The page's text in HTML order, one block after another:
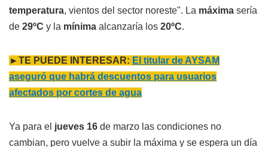
temperatura, vientos del sector noreste". La máxima sería
de 29ºC y la mínima alcanzaría los 20ºC.
►TE PUEDE INTERESAR: El titular de AYSAM
aseguró que habrá descuentos para usuarios
afectados por cortes de agua
Ya para el jueves 16 de marzo las condiciones no
cambian, pero vuelve a subir la máxima y se espera un día